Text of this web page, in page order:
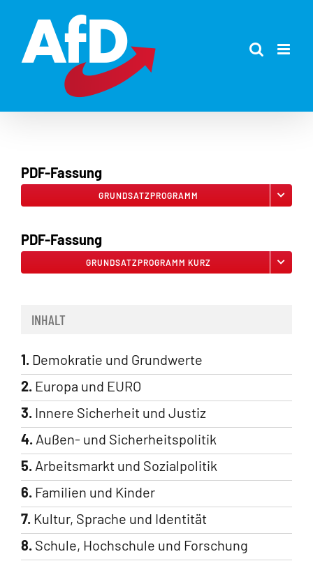
Inhalt
springen
PDF-Fassung
GRUNDSATZPROGRAMM
PDF-Fassung
GRUNDSATZPROGRAMM KURZ
INHALT
1. Demokratie und Grundwerte
2. Europa und EURO
3. Innere Sicherheit und Justiz
4. Außen- und Sicherheitspolitik
5. Arbeitsmarkt und Sozialpolitik
6. Familien und Kinder
7. Kultur, Sprache und Identität
8. Schule, Hochschule und Forschung